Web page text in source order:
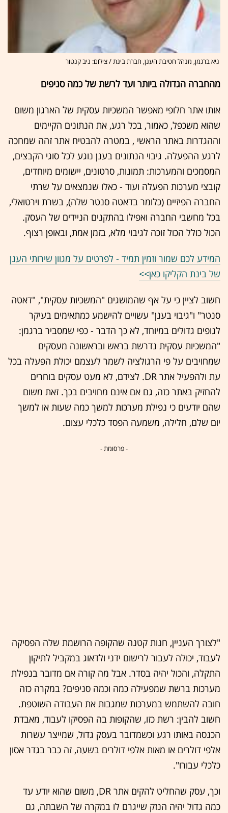
גיא ברגמן, מנהל חטיבת הענן, חברת בינת / צילום: ניב קנטור
מהחברה הגדולה ביותר ועד לרשת של כמה סניפים
אותו אתר חלופי מאפשר המשכיות עסקית של הארגון משום
שהוא משכפל, כאמור, בכל רגע, את הנתונים הקיימים
וההגדרות באתר הראשי , במטרה להבטיח אתר זהה שמחכה
לרגע ההפעלה. גיבוי הנתונים בענן נוגע לכל סוגי הקבצים,
המסמכים והמערכות: תמונות, סרטונים, יישומים מיוחדים,
קובצי מערכות הפעלה ועוד - כאלו שנמצאים על שרתי
החברה הפיזיים (כלומר בדאטה סנטר שלה), בשרת וירטואלי,
בכל מחשבי החברה ואפילו בהתקנים הניידים של העסק.
הכול כולל הכול זוכה לגיבוי מלא, בזמן אמת, ובאופן רצוף.
המידע לכם שמור וזמין תמיד - לפרטים על מגוון שירותי הענן
של בינת הקליקו כאן>>
חשוב לציין כי על אף שהמושגים "המשכיות עסקית", "דאטה
סנטר" ו"גיבוי בענן" עשויים להישמע כמתאימים בעיקר
לגופים גדולים במיוחד, לא כך הדבר - כפי שמסביר ברגמן:
"המשכיות עסקית נדרשת בראש ובראשונה מעסקים
שמחויבים על פי הרגולציה לשמר לעצמם יכולת הפעלה בכל
עת ולהפעיל אתר DR. לצידם, לא מעט עסקים בוחרים
להחזיק באתר כזה, גם אם אינם מחויבים בכך. זאת משום
שהם יודעים כי נפילת מערכות למשך כמה שעות או למשך
יום שלם, חלילה, משמעה הפסד כלכלי עצום.
- פרסומת -
"לצורך העניין, חנות קטנה שהקופה הרושמת שלה הפסיקה
לעבוד, יכולה לעבור לרישום ידני ולדאוג במקביל לתיקון
התקלה, והכול יהיה בסדר. אבל מה קורה אם מדובר בנפילת
מערכות ברשת שמפעילה כמה וכמה סניפים? במקרה כזה
חובה להשתמש במערכות שמגבות את העבודה השוטפת.
חשוב להבין: רשת כזו, שהקופות בה הפסיקו לעבוד, מאבדת
הכנסה באותו רגע וכשמדובר בעסק גדול, שמייצר עשרות
אלפי דולרים או מאות אלפי דולרים בשעה, זה כבר בגדר אסון
כלכלי עבורו".
וכך, עסק שהחליט להקים אתר DR, משום שהוא יודע עד
כמה גדול יהיה הנזק שייגרם לו במקרה של השבתה, גם